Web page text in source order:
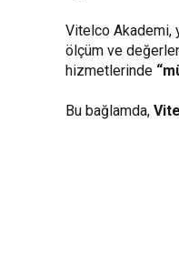
Vitelco Akademi,
ölçüm ve
hizmetlerinde
Bu bağlamda,